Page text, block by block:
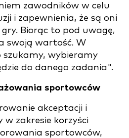
zawodników w celu
i zapewnienia, że są oni
Biorąc to pod uwagę,
swoją wartość. W
szukamy, wybieramy
do danego zadania".
sportowców
akceptacji i
w zakresie korzyści
sportowców,